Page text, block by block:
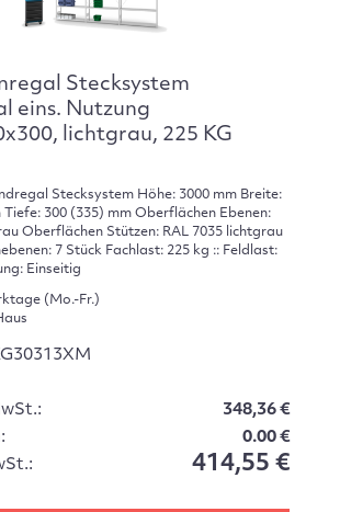
Stecksystem
eins. Nutzung
lichtgrau, 225 KG
Stecksystem Höhe: 3000 mm Breite:
Tiefe: 300 (335) mm Oberflächen Ebenen:
Oberflächen Stützen: RAL 7035 lichtgrau
7 Stück Fachlast: 225 kg :: Feldlast:
Einseitig
(Mo.-Fr.)
348,36 €
0.00 €
414,55 €